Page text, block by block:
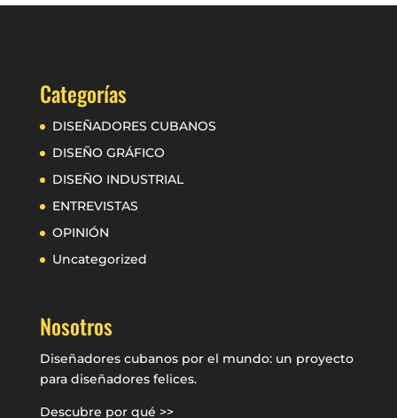
Categorías
DISEÑADORES CUBANOS
DISEÑO GRÁFICO
DISEÑO INDUSTRIAL
ENTREVISTAS
OPINIÓN
Uncategorized
Nosotros
Diseñadores cubanos por el mundo: un proyecto
para diseñadores felices.
Descubre por qué >>